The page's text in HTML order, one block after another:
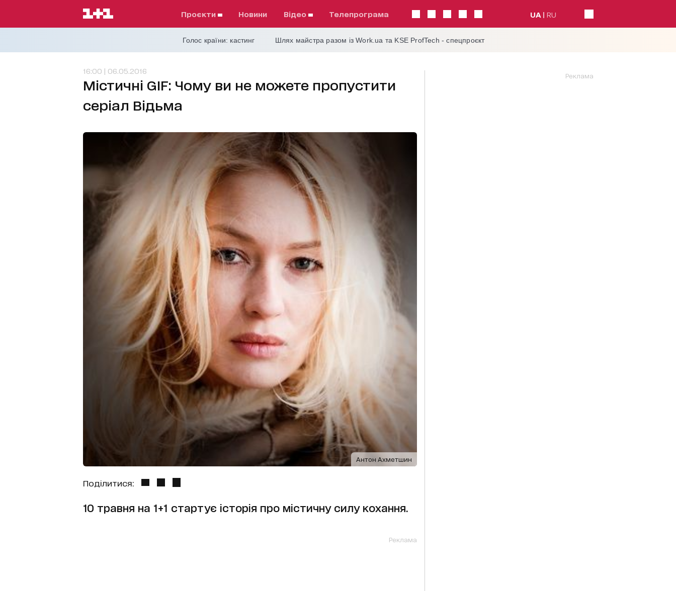
проєкти Новини відео телепрограма UA RU
Голос країни: кастинг Шлях майстра разом із Work.ua та KSE ProfTech - спецпроєкт
16:00 | 06.05.2016
Містичні GIF: Чому ви не можете пропустити
серіал Відьма
Антон Ахметшин
Поділитися:
10 травня на 1+1 стартує історія про містичну силу кохання.
Реклама
Реклама